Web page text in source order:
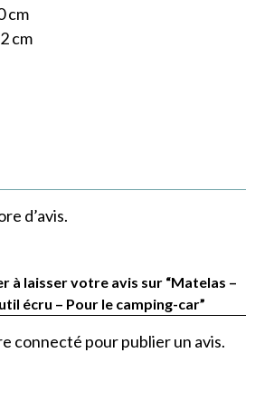
d’avis.
à laisser votre avis sur “Matelas –
écru – Pour le camping-car”
connecté pour publier un avis.
cm
cm